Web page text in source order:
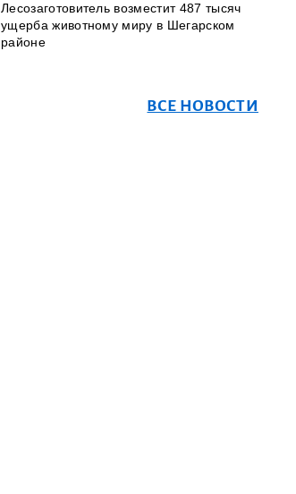
Лесозаготовитель возместит 487 тысяч
ущерба животному миру в Шегарском
районе
ВСЕ НОВОСТИ